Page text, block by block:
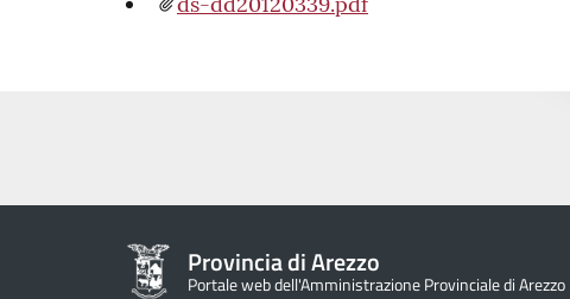
Provincia di Arezzo
Portale web dell'Amministrazione Provinciale di Arezzo